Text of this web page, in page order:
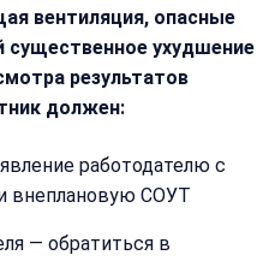
вентиляция, опасные
ухудшение
результатов
должен:
работодателю с
внеплановую СОУТ
— обратиться в